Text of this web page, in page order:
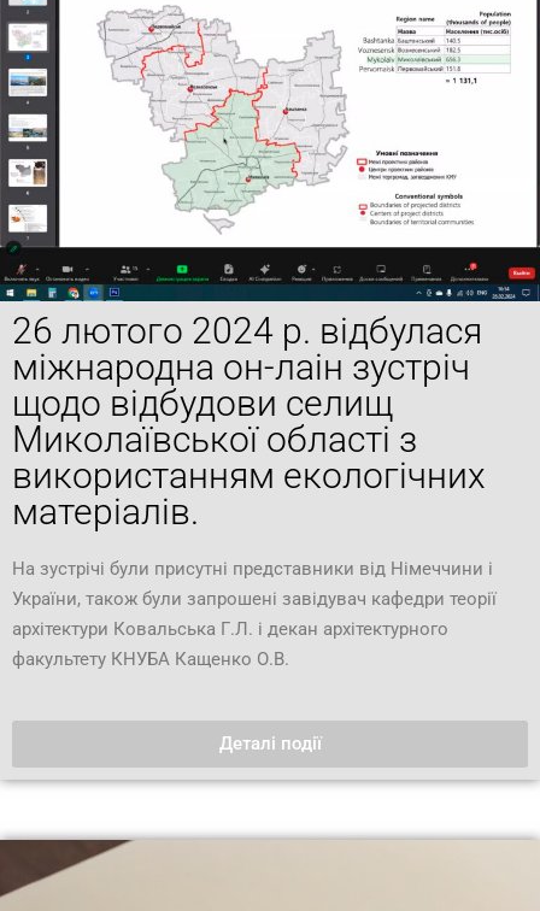
26 лютого 2024 р. відбулася
міжнародна он-лаін зустріч
щодо відбудови селищ
Миколаївської області з
використанням екологічних
матеріалів.
На зустрічі були присутні представники від Німеччини і
України, також були запрошені завідувач кафедри теорії
архітектури Ковальська Г.Л. і декан архітектурного
факультету КНУБА Кащенко О.В.
Деталі події